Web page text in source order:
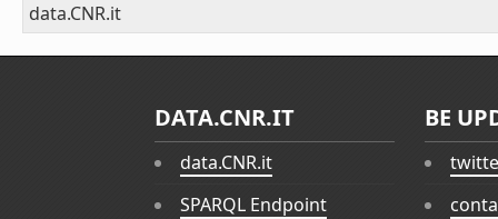
data.CNR.it
DATA.CNR.IT
data.CNR.it
SPARQL Endpoint
BE